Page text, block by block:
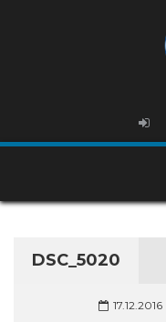
DSC_5020
17.12.2016